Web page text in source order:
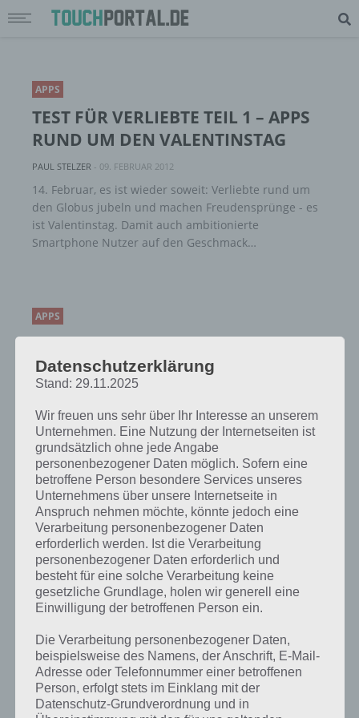
APPS
TEST FÜR VERLIEBTE TEIL 1 – APPS
RUND UM DEN VALENTINSTAG
PAUL STELZER - 09. FEBRUAR 2012
14. Februar, es ist wieder soweit: Verliebte rund um
den Globus jubeln und machen Freudensprünge - es
ist Valentinstag. Damit auch ambitionierte
Smartphone Nutzer auf den Geschmack…
APPS
ANDROID APP REVIEW: GUNS N
GLORY – KOSTENLOSES TOWER
DEFENSE SPIEL
PAUL STELZER-02. FEBRUAR 2012
Guns'n'Glory gehört zu meinen Lieblingsspielen auf
meinem Android Smartphone. Warum? Es ist ein
Tower Defense Spiel, wo man selber sich positionieren
kann, um die Gegner zu vernichten.…
APPS
WHATSAPP MESSENGER: MIT
FREUNDEN CHATTEN OHNE SMS
KOSTEN
PAUL STELZER - 22. JANUAR 2012
Der WhatsApp Messenger ist sowohl im iTunes Store,
als auch im Android Market einer der bekanntesten
Datenschutzerklärung
Stand: 29.11.2025
Wir freuen uns sehr über Ihr Interesse an unserem
Unternehmen. Eine Nutzung der Internetseiten ist
grundsätzlich ohne jede Angabe
personenbezogener Daten möglich. Sofern eine
betroffene Person besondere Services unseres
Unternehmens über unsere Internetseite in
Anspruch nehmen möchte, könnte jedoch eine
Verarbeitung personenbezogener Daten
erforderlich werden. Ist die Verarbeitung
personenbezogener Daten erforderlich und
besteht für eine solche Verarbeitung keine
gesetzliche Grundlage, holen wir generell eine
Einwilligung der betroffenen Person ein.
Die Verarbeitung personenbezogener Daten,
beispielsweise des Namens, der Anschrift, E-Mail-
Adresse oder Telefonnummer einer betroffenen
Person, erfolgt stets im Einklang mit der
Datenschutz-Grundverordnung und in